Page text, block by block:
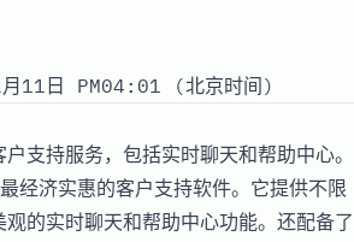
月11日 PM04:01 (北京时间)
支持服务，包括实时聊天和帮助中心。
济实惠的客户支持软件。它提供不限
的实时聊天和帮助中心功能。还配备了